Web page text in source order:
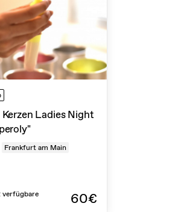
Kerzen Ladies Night
Frankfurt am Main
verfügbare
60€